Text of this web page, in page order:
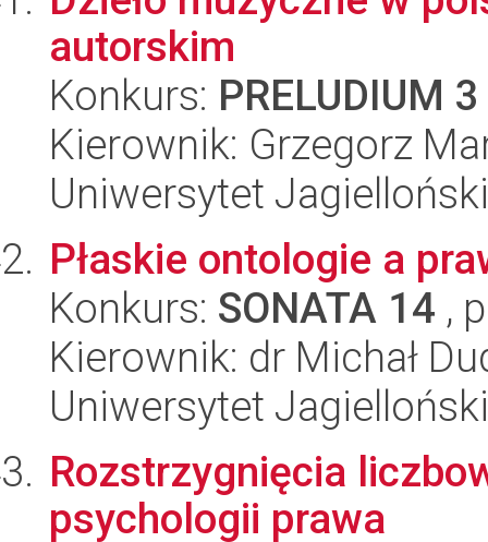
autorskim
Konkurs: PRELUDIUM 3
Kierownik: Grzegorz
Uniwersytet
Płaskie ontologie a
Konkurs: SONATA 14 ,
Kierownik: dr Michał
Uniwersytet
Rozstrzygnięcia
psychologii prawa